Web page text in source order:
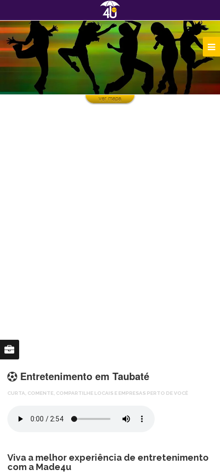
ver mapa
Entretenimento em Taubaté
CURTA, COMENTE, COMPARTILHE LOCAIS E EMPRESAS PERTO DE VOCÊ
Viva a melhor experiência de entretenimento
com a Made4u